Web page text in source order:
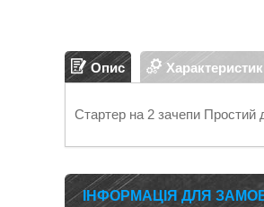
Опис
Стартер на 2 зачепи Простий
ІНФОРМАЦІЯ ДЛЯ